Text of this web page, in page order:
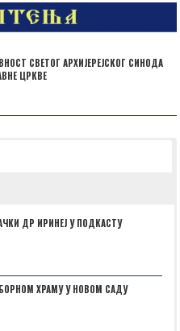
СВЕТОГ АРХИЈЕРЕЈСКОГ СИНОДА
ЦРКВЕ
ДР ИРИНЕЈ У ПОДКАСТУ
ХРАМУ У НОВОМ САДУ